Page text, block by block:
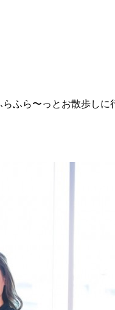
ふら〜っとお散歩しに